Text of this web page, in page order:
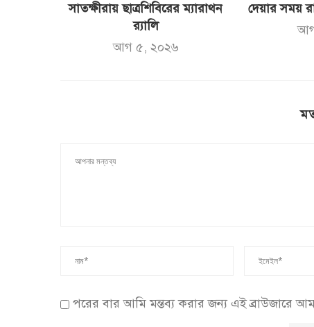
সাতক্ষীরায় ছাত্রশিবিরের ম্যারাথন
র‌্যালি
আগ ৫, ২০২৬
দেয়ার সময়
পরের বার আমি মন্তব্য করার জন্য এই ব্রাউজারে